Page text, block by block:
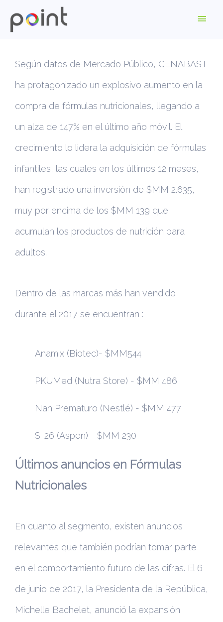
Según datos de Mercado Público, CENABAST
ha protagonizado un explosivo aumento en la
compra de fórmulas nutricionales, llegando a
un alza de 147% en el último año móvil. El
crecimiento lo lidera la adquisición de fórmulas
infantiles, las cuales en los últimos 12 meses,
han registrado una inversión de $MM 2.635,
muy por encima de los $MM 139 que
acumulan los productos de nutrición para
adultos.
Dentro de las marcas más han vendido
durante el 2017 se encuentran :
Anamix (Biotec)- $MM544
PKUMed (Nutra Store) - $MM 486
Nan Prematuro (Nestlé) - $MM 477
S-26 (Aspen) - $MM 230
Últimos anuncios en Fórmulas
Nutricionales
En cuanto al segmento, existen anuncios
relevantes que también podrían tomar parte
en el comportamiento futuro de las cifras. El 6
de junio de 2017, la Presidenta de la República,
Michelle Bachelet, anunció la expansión